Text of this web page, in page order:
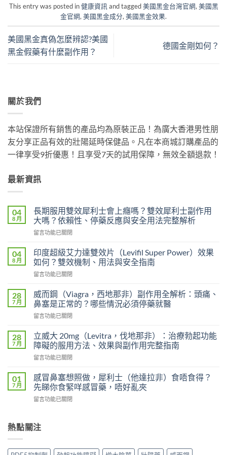
This entry was posted in健康資訊and tagged美國黑金台灣官網,美國黑
金官網,美國黑金成分,美國黑金效果.
美國黑金真偽怎麼辨認?美國
黑金假藥有什麼副作用？
德國金剛如何？
關於我們
本站保證所有銷售的產品均為原裝正品！為廣大香港男性朋
友分享正品有效的壯陽延時保健品。凡在本商城訂購產品的
一律享受9折優惠！且享受7天的試用保障，無效全額退款！
最新資訊
04
8 月
長期服用雙效犀利士會上癮嗎？雙效犀利士副作用
大嗎？依賴性、停藥反應與安全用法完整解析
在
期
服
用
雙
犀
利
士
會
癮
嗎？
效
利
士
副
大
嗎？
賴
留言功能已關閉
04
8 月
印度超級艾力達雙效片（Levifil Super Power）效果
如何？雙效機制、用法與安全指南
在
度
超
級
艾
達
雙
效
片
Super
Power）
果
雙
留言功能已關閉
28
7 月
威而鋼（Viagra，西地那非）副作用全解析：頭痛、
鼻塞是正常的？哪些情況必須停藥就醫
在
而
鋼
（Viagra，
西
那
非）
副
作
解
痛、
留言功能已關閉
28
7 月
立威大 20mg（Levitra，伐地那非）：治療勃起功能
障礙的服用方法、效果與副作用完整指南
在
威
大
20mg（Levitra，
伐
非）：
勃
留言功能已關閉
01
7 月
感冒鼻塞想照做，犀利士（他達拉非）食唔食得？
先睇你食緊咩感冒藥，唔好亂夾
在
鼻
塞
照
留言功能已關閉
熱點關注